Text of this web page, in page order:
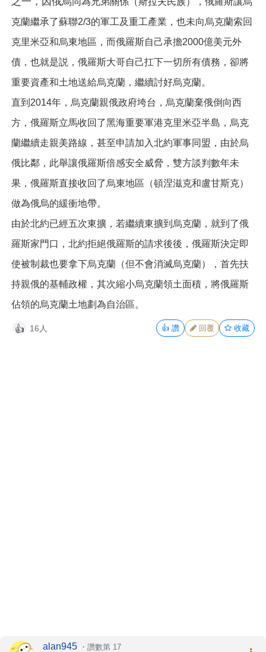
克蘭繼承了蘇聯2/3的軍工及重工產業，也未向烏克蘭索回
克里米亞和烏東地區，而俄羅斯自己承擔2000億美元外
債，也就是説，俄羅斯大哥自己扛下一切所有債務，卻將
重要資產和土地送給烏克蘭，繼續討好烏克蘭。
直到2014年，烏克蘭親俄政府垮台，烏克蘭棄俄倒向西
方，俄羅斯立馬收回了黑海重要軍港克里米亞半島，烏克
蘭繼續走親美路線，甚至申請加入北約軍事同盟，由於烏
俄比鄰，此舉讓俄羅斯倍感安全威脅，雙方談判數年未
果，俄羅斯直接收回了烏東地區 （頓涅滋克和盧甘斯克）
做為俄烏的緩衝地帶。
由於北約已經五次東擴，若繼續東擴到烏克蘭，就到了俄
羅斯家門口，北約拒絕俄羅斯的請求後後，俄羅斯決定即
使被制裁也要拿下烏克蘭（但不會消滅烏克蘭），首先扶
持親俄的基輔政權，其次縮小烏克蘭領土面積，將俄羅斯
佔領的烏克蘭土地劃為自治區。
👍 16人 👍 讚 回覆 收藏
alan945 ・ 讚數第 17